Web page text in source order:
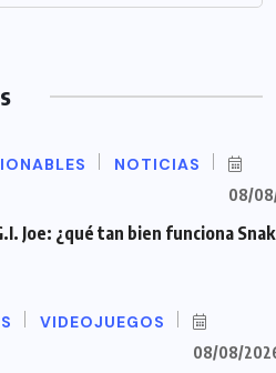
NOTICIAS
08/
Joe: ¿qué tan bien funciona
VIDEOJUEGOS
08/08/